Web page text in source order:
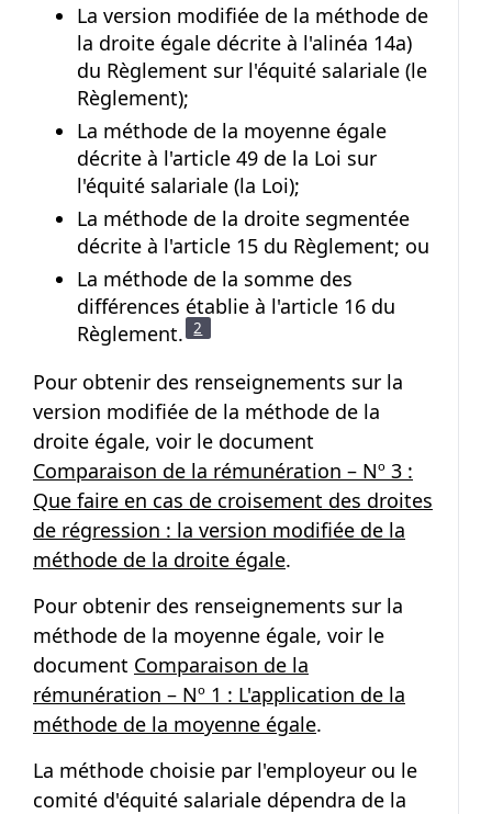
La version modifiée de la méthode de
la droite égale décrite à l'alinéa 14a)
du Règlement sur l'équité salariale (le
Règlement);
La méthode de la moyenne égale
décrite à l'article 49 de la Loi sur
l'équité salariale (la Loi);
La méthode de la droite segmentée
décrite à l'article 15 du Règlement; ou
La méthode de la somme des
différences établie à l'article 16 du
Règlement.
Note de bas de page
2
Pour obtenir des renseignements sur la
version modifiée de la méthode de la
droite égale, voir le document
Comparaison de la rémunération – Nº 3 :
Que faire en cas de croisement des droites
de régression : la version modifiée de la
méthode de la droite égale.
Pour obtenir des renseignements sur la
méthode de la moyenne égale, voir le
document Comparaison de la
rémunération – Nº 1 : L'application de la
méthode de la moyenne égale.
La méthode choisie par l'employeur ou le
comité d'équité salariale dépendra de la